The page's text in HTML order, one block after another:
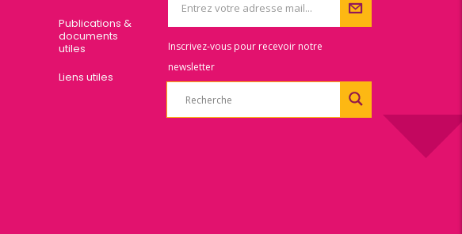
Publications &
documents
utiles
Liens utiles
Inscrivez-vous pour recevoir notre
newsletter